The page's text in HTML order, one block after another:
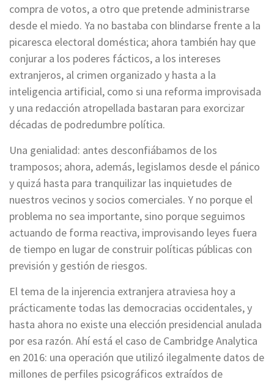
compra de votos, a otro que pretende administrarse
desde el miedo. Ya no bastaba con blindarse frente a la
picaresca electoral doméstica; ahora también hay que
conjurar a los poderes fácticos, a los intereses
extranjeros, al crimen organizado y hasta a la
inteligencia artificial, como si una reforma improvisada
y una redacción atropellada bastaran para exorcizar
décadas de podredumbre política.
Una genialidad: antes desconfiábamos de los
tramposos; ahora, además, legislamos desde el pánico
y quizá hasta para tranquilizar las inquietudes de
nuestros vecinos y socios comerciales. Y no porque el
problema no sea importante, sino porque seguimos
actuando de forma reactiva, improvisando leyes fuera
de tiempo en lugar de construir políticas públicas con
previsión y gestión de riesgos.
El tema de la injerencia extranjera atraviesa hoy a
prácticamente todas las democracias occidentales, y
hasta ahora no existe una elección presidencial anulada
por esa razón. Ahí está el caso de Cambridge Analytica
en 2016: una operación que utilizó ilegalmente datos de
millones de perfiles psicográficos extraídos de